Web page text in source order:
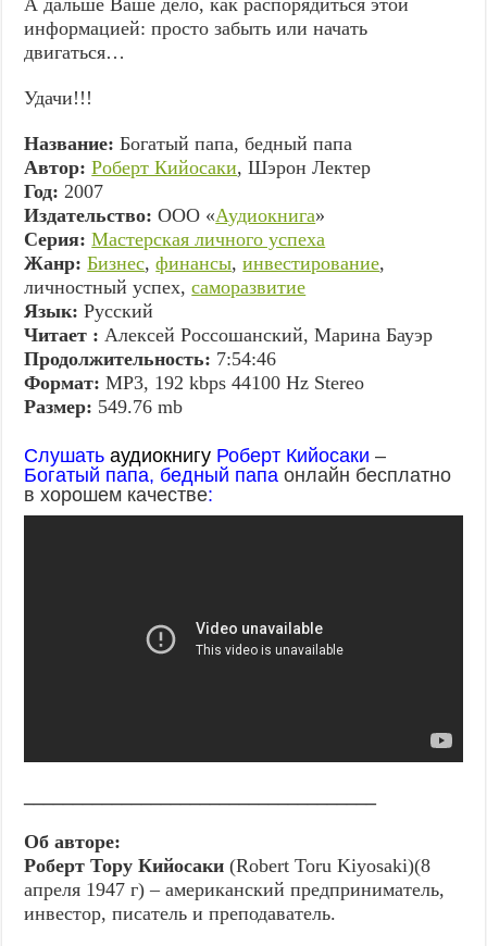
А дальше Ваше дело, как распорядиться этой
информацией: просто забыть или начать
двигаться…
Удачи!!!
Название:Богатый папа, бедный папа
Автор:Роберт Кийосаки, Шэрон Лектер
Год:2007
Издательство:ООО «Аудиокнига»
Серия:Мастерская личного успеха
Жанр:Бизнес,финансы,инвестирование,
личностный успех,саморазвитие
Язык:Русский
Читает : Aлексей Россошанский, Марина Бауэр
Продолжительность: 7:54:46
Формат: MP3, 192 kbps 44100 Hz Stereo
Размер: 549.76 mb
Слушатьаудиокнигу Роберт Кийосаки –
Богатый папа, бедный папа онлайн бесплатно
в хорошем качестве:
Об авторе:
Роберт Тору Кийосаки (Robert Toru Kiyosaki)(8
апреля 1947 г) – американский предприниматель,
инвестор, писатель и преподаватель.